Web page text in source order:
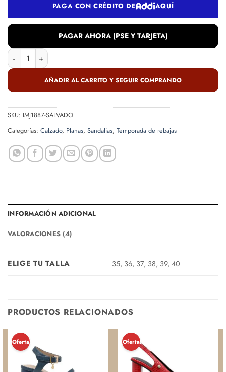
Sandalia en cuero salvado cantidad
AÑADIR AL CARRITO Y SEGUIR COMPRANDO
PAGAR AHORA (PSE Y TARJETA)
PAGA CON CRÉDITO DE AQUÍ
SKU: IMJ1887-SALVADO
Categorías: Calzado, Planas, Sandalias, Temporada de rebajas
INFORMACIÓN ADICIONAL
VALORACIONES (4)
ELIGE TU TALLA 35, 36, 37, 38, 39, 40
PRODUCTOS RELACIONADOS
¡Oferta! ¡Oferta!